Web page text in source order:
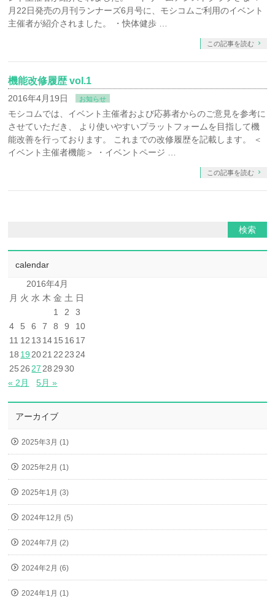
月22日発売の月刊ランナーズ6月号に、モシコムご利用のイベント
主催者が紹介されました。 ・快体健歩 …
この記事を読む
機能改修履歴 vol.1
2016年4月19日 お知らせ
モシコムでは、イベント主催者および応募者からのご意見を参考に
させていただき、 より使いやすいプラットフォームを目指して機
能改善を行っております。 これまでの改修履歴を記載します。 ＜
イベント主催者機能＞ ・イベントページ …
この記事を読む
calendar
2016年4月
月 火 水 木 金 土 日
1
2
3
4
5 6 7 8 9
10
11 12 13 1415 16 17
18 19 2021 22 23 24
25 26 27 28 29 30
« 2月
5月 »
アーカイブ
2025年3月 (1)
2025年2月 (1)
2025年1月 (3)
2024年12月 (5)
2024年7月 (2)
2024年2月 (6)
2024年1月 (1)